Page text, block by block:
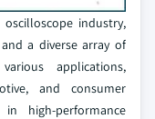
industry,
a diverse array of
applications,
and consumer
high-performance